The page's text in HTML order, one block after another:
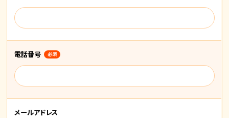
電話番号 必須
メールアドレス